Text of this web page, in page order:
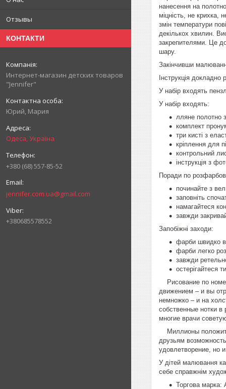
Отзывы
КОНТАКТИ
Интернет-магазин детских товаров
"Jennifer"
Юрий, Мария
Одеса, Україна
+380 (68) 557-85-52
jennifer.com.ua@gmail.com
+380685578552
нанесення на
міцність, не
змін температури
декількох хвилин.
закрепителями. Це
шару.
Закінчивши
Інструкція
У набір входять
У набір входять:
лляне полотно
комплект
три кисті з
кріплення для
контрольний
інструкція з
Поради по
починайте з
заповніть
намагайтеся
завжди
Запобіжні заходи:
фарби швидко
фарби легко
завжди
остерігайтеся
Рисование по
движением – и вы
немножко – и на
собственные нотки
многие врачи
Миллионы
друзьям
удовлетворение, но
У дітей малювання
себе справжнім
Торгова марка: